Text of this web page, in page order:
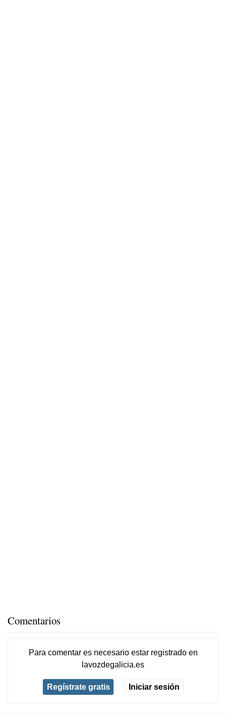
Comentarios
Para comentar es necesario estar registradoen
lavozdegalicia.es
Regístrate gratis Iniciar sesión